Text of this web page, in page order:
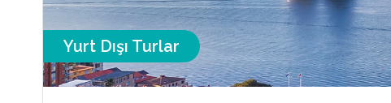
Yurt Dışı Turlar